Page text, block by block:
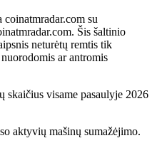
su
Šis šaltinio
neturėtų remtis tik
ar antromis
skaičius visame pasaulyje 2026
aktyvių mašinų sumažėjimo.